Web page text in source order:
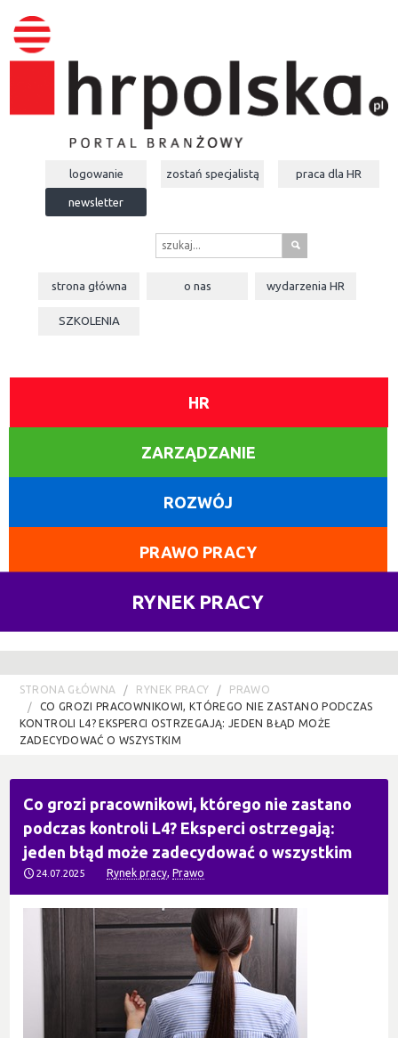
logowanie zostań specjalistą praca dla HR
newsletter
s
strona główna o nas wydarzeniaHR
SZKOLENIA
HR
ZARZĄDZANIE
ROZWÓJ
PRAWO PRACY
RYNEK PRACY
STRONA GŁÓWNA RYNEK PRACY
PRAWO
CO GROZI PRACOWNIKOWI, KTÓREGO NIE ZASTANO PODCZAS
KONTROLI L4? EKSPERCI OSTRZEGAJĄ: JEDEN BŁĄD MOŻE
ZADECYDOWAĆ O WSZYSTKIM
Co grozi pracownikowi, którego nie zastano
podczas kontroli L4? Eksperci ostrzegają:
jeden błąd może zadecydować o wszystkim
24.07.2025 Rynek pracy,Prawo